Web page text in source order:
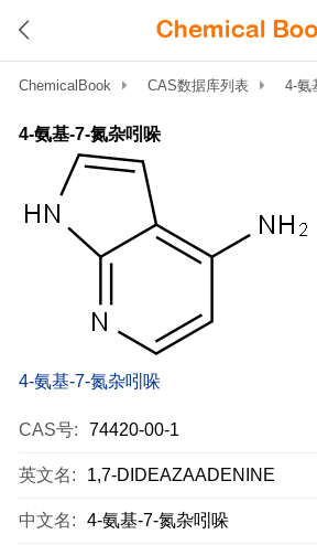
ChemicalBook CAS数据库列表 4-氨
4-氨基-7-氮杂吲哚
4-氨基-7-氮杂吲哚
CAS号: 74420-00-1
英文名: 1,7-DIDEAZAADENINE
中文名: 4-氨基-7-氮杂吲哚